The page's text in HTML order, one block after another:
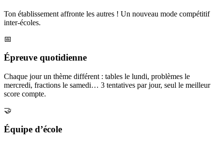
Ton établissement affronte les autres ! Un nouveau mode compétitif
inter-écoles.
📅
Épreuve quotidienne
Chaque jour un thème différent : tables le lundi, problèmes le
mercredi, fractions le samedi… 3 tentatives par jour, seul le meilleur
score compte.
🤝
Équipe d’école